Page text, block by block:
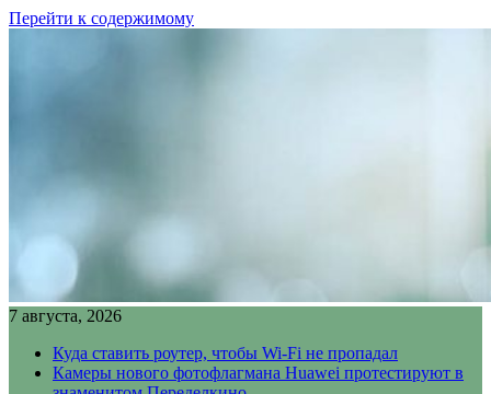
Перейти к содержимому
7 августа, 2026
Куда ставить роутер, чтобы Wi-Fi не пропадал
Камеры нового фотофлагмана Huawei протестируют в